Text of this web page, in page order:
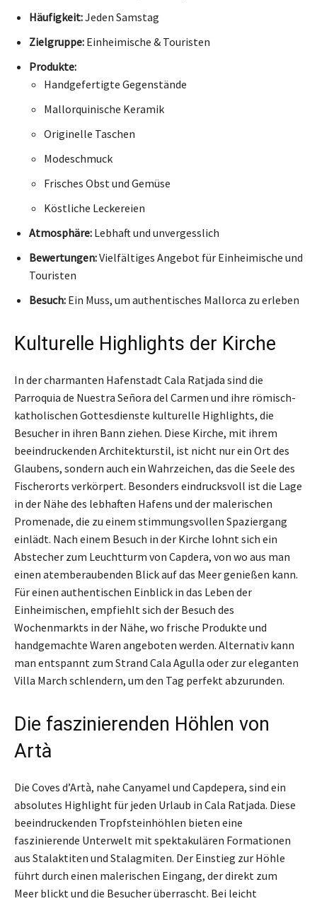
Häufigkeit:Jeden Samstag
Zielgruppe: Einheimische & Touristen
Produkte:
Handgefertigte Gegenstände
Mallorquinische Keramik
Originelle Taschen
Modeschmuck
Frisches Obst und Gemüse
Köstliche Leckereien
Atmosphäre: Lebhaft und unvergesslich
Bewertungen:Vielfältiges Angebot für Einheimische und
Touristen
Besuch: Ein Muss, um authentisches Mallorca zu erleben
Kulturelle Highlights der Kirche
In der charmanten Hafenstadt Cala Ratjada sind die
Parroquia de Nuestra Señora del Carmen und ihre römisch-
katholischen Gottesdienste kulturelle Highlights, die
Besucher in ihren Bann ziehen. Diese Kirche, mit ihrem
beeindruckenden Architekturstil, ist nicht nur ein Ort des
Glaubens, sondern auch ein Wahrzeichen, das die Seele des
Fischerorts verkörpert. Besonders eindrucksvoll ist die Lage
in der Nähe des lebhaften Hafens und der malerischen
Promenade, die zu einem stimmungsvollen Spaziergang
einlädt. Nach einem Besuch in der Kirche lohnt sich ein
Abstecher zum Leuchtturm von Capdera, von wo aus man
einen atemberaubenden Blick auf das Meer genießen kann.
Für einen authentischen Einblick in das Leben der
Einheimischen, empfiehlt sich der Besuch des
Wochenmarkts in der Nähe, wo frische Produkte und
handgemachte Waren angeboten werden. Alternativ kann
man entspannt zum Strand Cala Agulla oder zur eleganten
Villa March schlendern, um den Tag perfekt abzurunden.
Die faszinierenden Höhlen von
Artà
Die Coves d’Artà, nahe Canyamel und Capdepera, sind ein
absolutes Highlight für jeden Urlaub in Cala Ratjada. Diese
beeindruckenden Tropfsteinhöhlen bieten eine
faszinierende Unterwelt mit spektakulären Formationen
aus Stalaktiten und Stalagmiten. Der Einstieg zur Höhle
führt durch einen malerischen Eingang, der direkt zum
Meer blickt und die Besucher überrascht. Bei leicht